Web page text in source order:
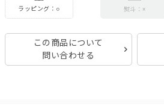
ラッピング：○ 熨斗：×
この商品について
問い合わせる